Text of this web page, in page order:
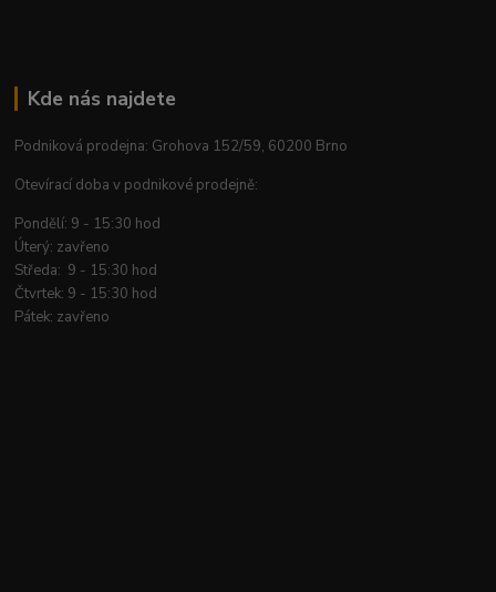
Kde nás najdete
Podniková prodejna: Grohova 152/59, 60200 Brno
Otevírací doba v podnikové prodejně:
Pondělí: 9 - 15:30 hod
Úterý: zavřeno
Středa: 9 - 15:30 hod
Čtvrtek: 9 - 15:30 hod
Pátek: zavřeno